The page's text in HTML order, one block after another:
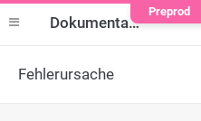
Dokumentation
Fehlerursache
Preprod